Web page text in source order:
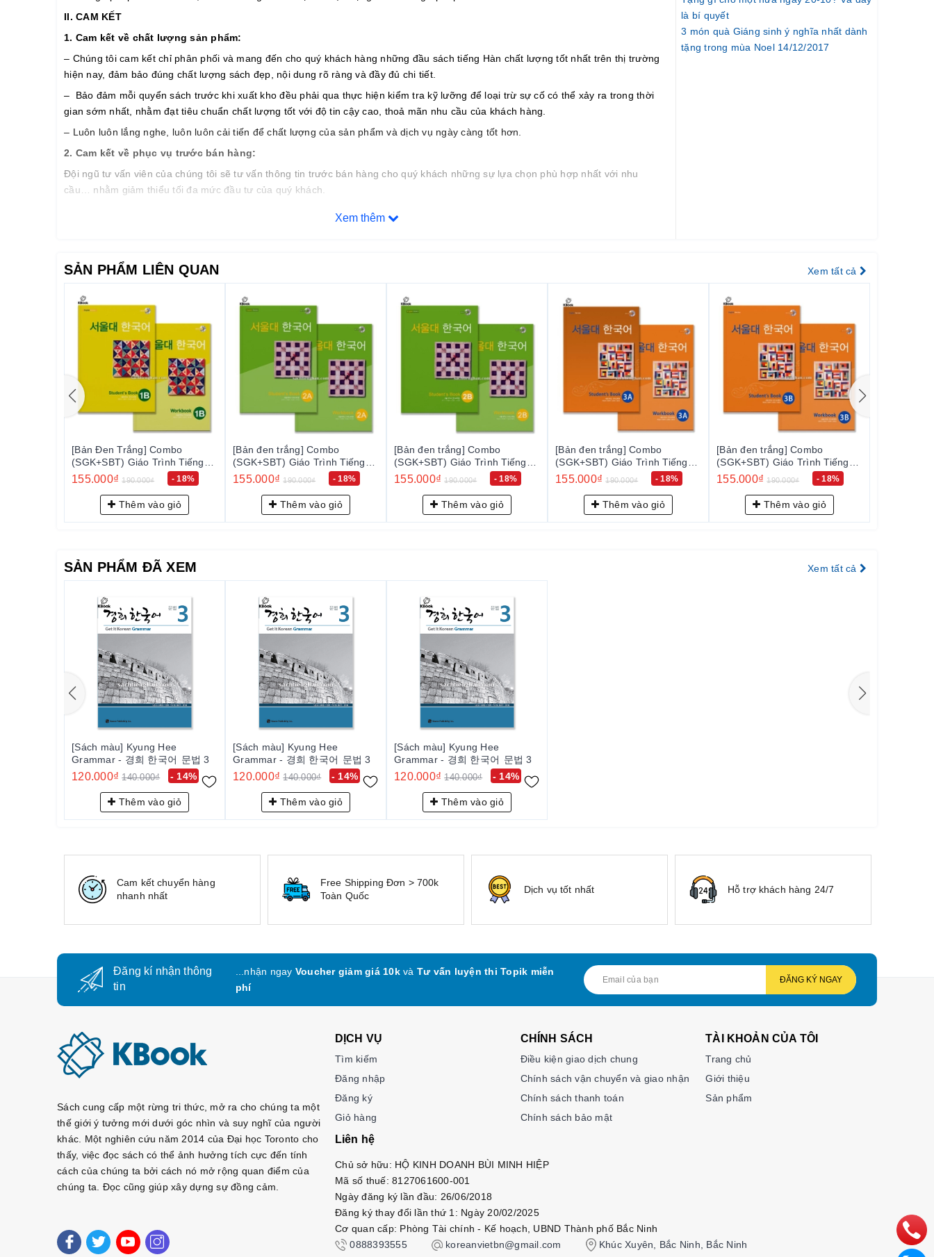
II. CAM KẾT
1. Cam kết về chất lượng sản phẩm:
– Chúng tôi cam kết chỉ phân phối và mang đến cho quý khách hàng những đầu sách tiếng Hàn chất lượng tốt nhất trên thị trường
hiện nay, đảm bảo đúng chất lượng sách đẹp, nội dung rõ ràng và đầy đủ chi tiết.
– Bảo đảm mỗi quyển sách trước khi xuất kho đều phải qua thực hiện kiểm tra kỹ lưỡng để loại trừ sự cố có thể xảy ra trong thời
gian sớm nhất, nhằm đạt tiêu chuẩn chất lượng tốt với độ tin cậy cao, thoả mãn nhu cầu của khách hàng.
– Luôn luôn lắng nghe, luôn luôn cải tiến để chất lượng của sản phẩm và dịch vụ ngày càng tốt hơn.
2. Cam kết về phục vụ trước bán hàng:
Đội ngũ tư vấn viên của chúng tôi sẽ tư vấn thông tin trước bán hàng cho quý khách những sự lựa chọn phù hợp nhất với nhu
cầu… nhằm giảm thiểu tối đa mức đầu tư của quý khách.
– Quý khách được hưởng chính sách CSKH thân thiết.
Xem thêm
là bí quyết
3 món quà Giáng sinh ý nghĩa nhất dành
tặng trong mùa Noel 14/12/2017
SẢN PHẨM LIÊN QUAN Xem tất cả
[Bản Đen Trắng] Combo
(SGK+SBT) Giáo Trình Tiếng
Hàn Seoul 1B - 서울대 한국어
155.000₫ 190.000₫ - 18%
Thêm vào giỏ
[Bản đen trắng] Combo
(SGK+SBT) Giáo Trình Tiếng
Hàn Seoul 2A - 서울대 한국어
155.000₫ 190.000₫ - 18%
Thêm vào giỏ
[Bản đen trắng] Combo
(SGK+SBT) Giáo Trình Tiếng
Hàn Seoul 2B - 서울대 한국어
155.000₫ 190.000₫ - 18%
Thêm vào giỏ
[Bản đen trắng] Combo
(SGK+SBT) Giáo Trình Tiếng
Hàn Seoul 3A - 서울대 한국어
155.000₫ 190.000₫ - 18%
Thêm vào giỏ
[Bản đen trắng] Combo
(SGK+SBT) Giáo Trình Tiếng
Hàn Seoul 3B - 서울대 한국어
155.000₫ 190.000₫ - 18%
Thêm vào giỏ
SẢN PHẨM ĐÃ XEM Xem tất cả
- 14%
[Sách màu] Kyung Hee
Grammar - 경희 한국어 문법 3
120.000₫ 140.000₫
Thêm vào giỏ
- 14%
[Sách màu] Kyung Hee
Grammar - 경희 한국어 문법 3
120.000₫ 140.000₫
Thêm vào giỏ
- 14%
[Sách màu] Kyung Hee
Grammar - 경희 한국어 문법 3
120.000₫ 140.000₫
Thêm vào giỏ
Cam kết chuyển hàng
nhanh nhất
Free Shipping Đơn > 700k
Toàn Quốc
Dịch vụ tốt nhất Hỗ trợ khách hàng 24/7
Đăng kí nhận thông
tin
...nhận ngay Voucher giảm giá 10kvà Tư vấn luyện thi Topik miễn
phí
ĐĂNG KÝ NGAY
Sách cung cấp một rừng tri thức, mở ra cho chúng ta một
thế giới ý tưởng mới dưới góc nhìn và suy nghĩ của người
khác. Một nghiên cứu năm 2014 của Đại học Toronto cho
thấy, việc đọc sách có thể ảnh hưởng tích cực đến tính
cách của chúng ta bởi cách nó mở rộng quan điểm của
chúng ta. Đọc cũng giúp xây dựng sự đồng cảm.
DỊCH VỤ
Tìm kiếm
Đăng nhập
Đăng ký
Giỏ hàng
CHÍNH SÁCH
Điều kiện giao dịch chung
Chính sách vận chuyển và giao nhận
Chính sách thanh toán
Chính sách bảo mật
TÀI KHOẢN CỦA TÔI
Trang chủ
Giới thiệu
Sản phẩm
Liên hệ
Chủ sở hữu: HỘ KINH DOANH BÙI MINH HIỆP
Mã số thuế: 8127061600-001
Ngày đăng ký lần đầu: 26/06/2018
Đăng ký thay đổi lần thứ 1: Ngày 20/02/2025
Cơ quan cấp: Phòng Tài chính - Kế hoạch, UBND Thành phố Bắc Ninh
0888393555
koreanvietbn@gmail.com Khúc Xuyên, Bắc Ninh, Bắc Ninh